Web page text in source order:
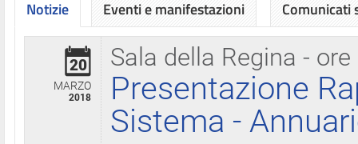
Notizie
Sala della Regina - ore
20
MARZO
2018
Presentazione
Sistema -
Eventi e manifestazioni Comunicati